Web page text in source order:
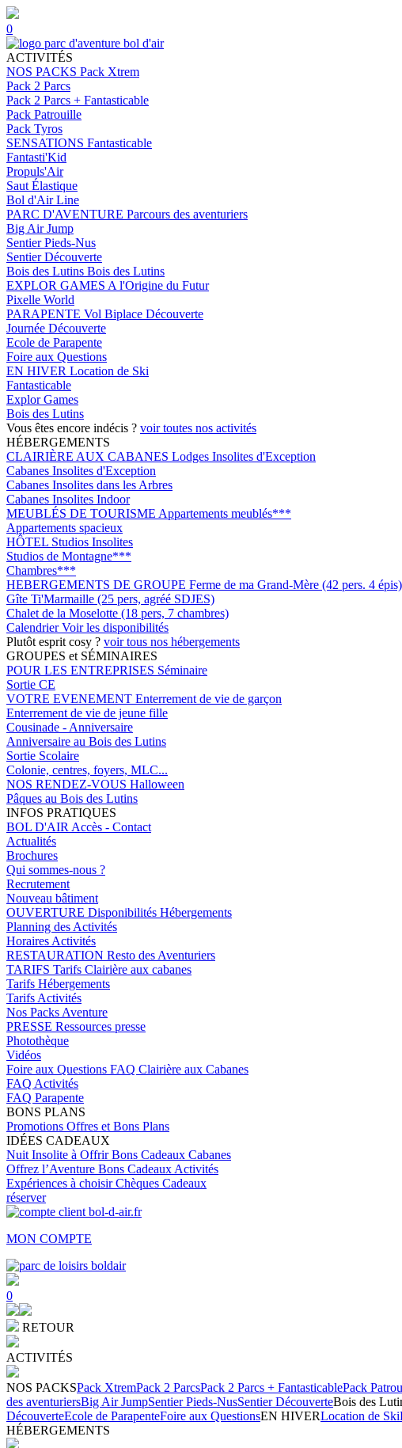
0
ACTIVITÉS
NOS PACKS Pack Xtrem
Pack 2 Parcs
Pack 2 Parcs + Fantasticable
Pack Patrouille
Pack Tyros
SENSATIONS Fantasticable
Fantasti'Kid
Propuls'Air
Saut Élastique
Bol d'Air Line
PARC D'AVENTURE Parcours des aventuriers
Big Air Jump
Sentier Pieds-Nus
Sentier Découverte
Bois des Lutins Bois des Lutins
EXPLOR GAMES A l'Origine du Futur
Pixelle World
PARAPENTE Vol Biplace Découverte
Journée Découverte
Ecole de Parapente
Foire aux Questions
EN HIVER Location de Ski
Fantasticable
Explor Games
Bois des Lutins
Vous êtes encore indécis ? voir toutes nos activités
HÉBERGEMENTS
CLAIRIÈRE AUX CABANES Lodges Insolites d'Exception
Cabanes Insolites d'Exception
Cabanes Insolites dans les Arbres
Cabanes Insolites Indoor
MEUBLÉS DE TOURISME Appartements meublés***
Appartements spacieux
HÔTEL Studios Insolites
Studios de Montagne***
Chambres***
HEBERGEMENTS DE GROUPE Ferme de ma Grand-Mère (42 pers. 4 épis)
Gîte Ti'Marmaille (25 pers, agréé SDJES)
Chalet de la Moselotte (18 pers, 7 chambres)
CalendrierVoir les disponibilités
Plutôt esprit cosy ? voir tous nos hébergements
GROUPES et SÉMINAIRES
POUR LES ENTREPRISES Séminaire
Sortie CE
VOTRE EVENEMENT Enterrement de vie de garçon
Enterrement de vie de jeune fille
Cousinade - Anniversaire
Anniversaire au Bois des Lutins
Sortie Scolaire
Colonie, centres, foyers, MLC...
NOS RENDEZ-VOUS Halloween
Pâques au Bois des Lutins
INFOS PRATIQUES
BOL D'AIR Accès - Contact
Actualités
Brochures
Qui sommes-nous ?
Recrutement
Nouveau bâtiment
OUVERTURE Disponibilités Hébergements
Planning des Activités
Horaires Activités
RESTAURATION Resto des Aventuriers
TARIFS Tarifs Clairière aux cabanes
Tarifs Hébergements
Tarifs Activités
Nos Packs Aventure
PRESSE Ressources presse
Photothèque
Vidéos
Foire aux Questions FAQ Clairière aux Cabanes
FAQ Activités
FAQ Parapente
BONS PLANS
Promotions Offres et Bons Plans
IDÉES CADEAUX
Nuit Insolite à OffrirBons Cadeaux Cabanes
Offrez l’Aventure Bons Cadeaux Activités
Expériences à choisirChèques Cadeaux
réserver
MON COMPTE
0
RETOUR
ACTIVITÉS
NOS PACKSPack XtremPack 2 ParcsPack 2 Parcs + FantasticablePack
des aventuriersBig Air JumpSentier Pieds-NusSentier DécouverteBois des
DécouverteEcole de ParapenteFoire aux QuestionsEN HIVERLocation de Ski
HÉBERGEMENTS